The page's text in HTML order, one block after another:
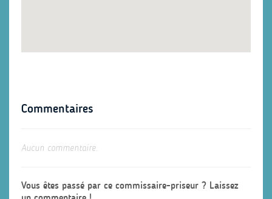
Commentaires
Aucun commentaire.
Vous êtes passé par ce commissaire-priseur ? Laissez